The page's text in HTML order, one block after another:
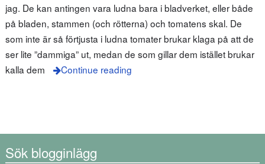
jag. De kan antingen vara ludna bara i bladverket, eller både
på bladen, stammen (och rötterna) och tomatens skal. De
som inte är så förtjusta i ludna tomater brukar klaga på att de
ser lite ”dammiga” ut, medan de som gillar dem istället brukar
kalla dem
Continue reading
Sök blogginlägg